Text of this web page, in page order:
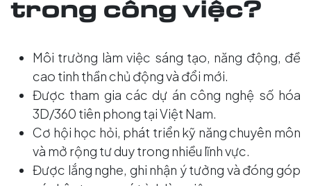
trong công việc?
Môi trường làm việc sáng tạo, năng động, đề
cao tinh thần chủ động và đổi mới.
Được tham gia các dự án công nghệ số hóa
3D/360 tiên phong tại Việt Nam.
Cơ hội học hỏi, phát triển kỹ năng chuyên môn
và mở rộng tư duy trong nhiều lĩnh vực.
Được lắng nghe, ghi nhận ý tưởng và đóng góp